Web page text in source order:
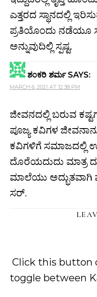
ಎತ್ತರದ ಸ್ಥಾನದಲ್ಲಿ
ಪ್ರತಿಯೊಂದು ನಡೆಯೂ
ಅನ್ನುವುದಿಲ್ಲಿ ಸ್ಪಷ್ಟ.
ಶಂಕರಿ ಶರ್ಮ SAYS:
MARCH 6, 2021 AT 12:38 PM
ಜೀವನದಲ್ಲಿ ಬರುವ
ಪೂಜ್ಯ ಕವಿಗಳ
ಕವಿಗಳಿಗೆ ಸಮಾಜದಲ್ಲಿ
ದೊರೆಯದುದು ಮಾತ್ರ
ಮಾಲೆಯು ಅದ್ಭುತವಾಗಿ
ಸರ್.
Click this button
toggle between